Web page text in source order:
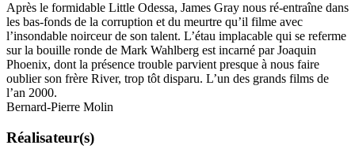
Après le formidable Little Odessa, James Gray nous ré-entraîne dans
les bas-fonds de la corruption et du meurtre qu’il filme avec
l’insondable noirceur de son talent. L’étau implacable qui se referme
sur la bouille ronde de Mark Wahlberg est incarné par Joaquin
Phoenix, dont la présence trouble parvient presque à nous faire
oublier son frère River, trop tôt disparu. L’un des grands films de
l’an 2000.
Bernard-Pierre Molin
Réalisateur(s)